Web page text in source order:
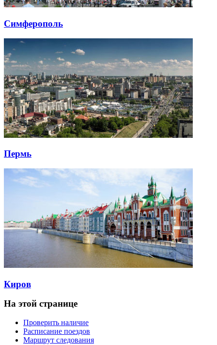
Симферополь
Пермь
Киров
На этой странице
Проверить наличие
Расписание поездов
Маршрут следования